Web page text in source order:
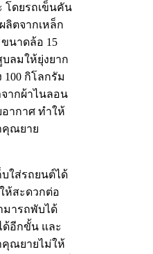
โดยรถเข็นคัน
ลิตจากเหล็ก
นาดล้อ 15
ลมให้ยุ่งยาก
กิโลกรัม
ากผ้าไนลอน
ากาศ ทำให้
คุณยาย
ใส่รถยนต์ได้
ห้สะดวกต่อ
มารถพับได้
ด้อีกขั้น และ
ณยายไม่ให้